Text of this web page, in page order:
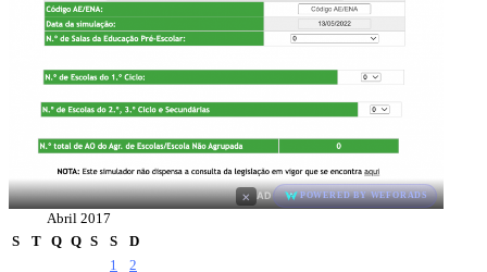
× AD POWERED BY WEFORADS
Abril 2017
S
T Q Q S S
D
1
2